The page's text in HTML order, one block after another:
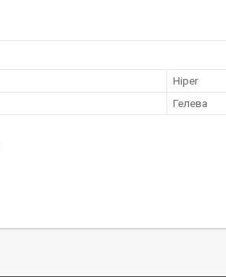
Hiper
Гелева